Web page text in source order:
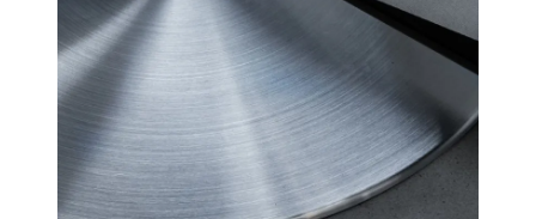
darauf schließen lassen, dass
ihr Verstärker eine viel höhere
Wattzahl hat.
Dabei spielen eine Vielzahl
von Faktoren eine Rolle,
wesentlich ist jedoch, dass
CANVAS über satte 23 Liter
effektives Akustikvolumen